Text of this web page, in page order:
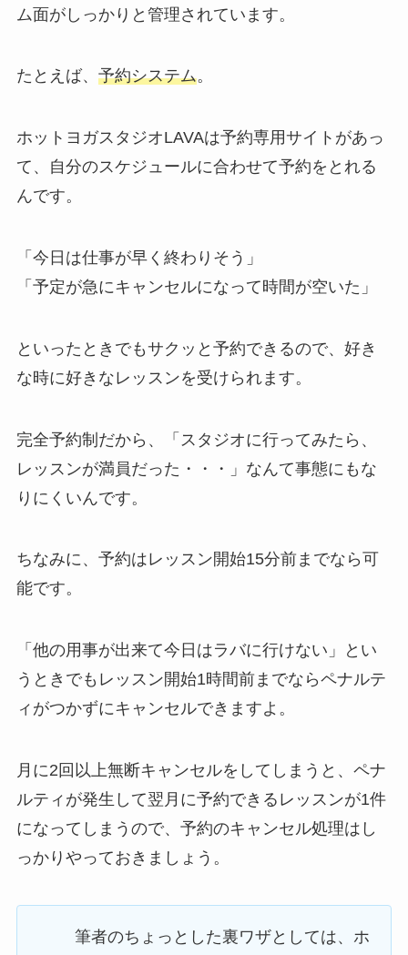
ム面がしっかりと管理されています。
たとえば、 予約システム。
ホットヨガスタジオLAVAは予約専用サイトがあっ
て、自分のスケジュールに合わせて予約をとれる
んです。
「今日は仕事が早く終わりそう」
「予定が急にキャンセルになって時間が空いた」
といったときでもサクッと予約できるので、好き
な時に好きなレッスンを受けられます。
完全予約制だから、
「スタジオに行ってみたら、
レッスンが満員だった・・・」 なんて事態にもな
りにくいんです。
ちなみに、予約はレッスン開始15分前までなら可
能です。
「他の用事が出来て今日はラバに行けない」
とい
うときでもレッスン開始1時間前までならペナルテ
ィがつかずにキャンセルできますよ。
月に2回以上無断キャンセルをしてしまうと、ペナ
ルティが発生して翌月に予約できるレッスンが1件
になってしまうので、予約のキャンセル処理はし
っかりやっておきましょう。
筆者のちょっとした裏ワザとしては、ホ